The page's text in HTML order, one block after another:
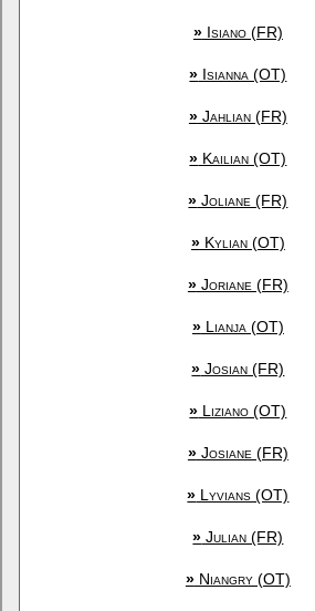
»Isiano (FR)
» Isianna (OT)
»Jahlian (FR)
» Kailian (OT)
» Joliane (FR)
»Kylian (OT)
»Joriane (FR)
»Lianja (OT)
» Josian (FR)
» Liziano (OT)
»Josiane (FR)
» Lyvians (OT)
» Julian (FR)
»Niangry (OT)